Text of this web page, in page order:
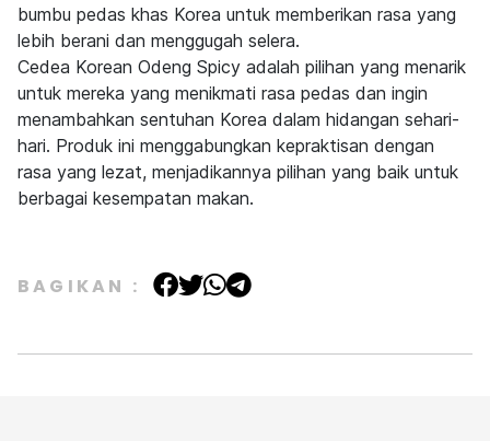
bumbu pedas khas Korea untuk memberikan rasa yang
lebih berani dan menggugah selera.
Cedea Korean Odeng Spicy adalah pilihan yang menarik
untuk mereka yang menikmati rasa pedas dan ingin
menambahkan sentuhan Korea dalam hidangan sehari-
hari. Produk ini menggabungkan kepraktisan dengan
rasa yang lezat, menjadikannya pilihan yang baik untuk
berbagai kesempatan makan.
BAGIKAN :